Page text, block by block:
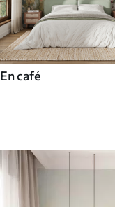
En café